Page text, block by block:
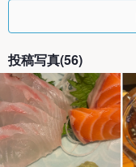
投稿写真(56)